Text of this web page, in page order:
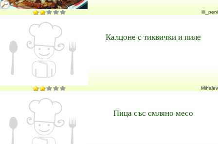
lili_peni
Калцоне с тиквички и пиле
Mihalev
Пица със смляно месо